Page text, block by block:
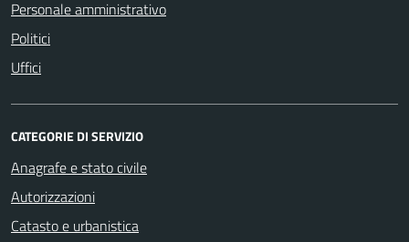
Personale amministrativo
Politici
Uffici
CATEGORIE DI SERVIZIO
Anagrafe e stato civile
Autorizzazioni
Catasto e urbanistica